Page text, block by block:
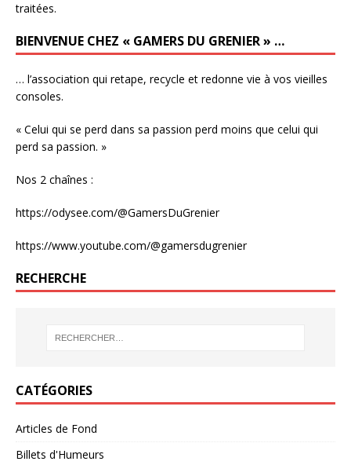
traitées.
BIENVENUE CHEZ « GAMERS DU GRENIER » …
… l’association qui retape, recycle et redonne vie à vos vieilles
consoles.
« Celui qui se perd dans sa passion perd moins que celui qui
perd sa passion. »
Nos 2 chaînes :
https://odysee.com/@GamersDuGrenier
https://www.youtube.com/@gamersdugrenier
RECHERCHE
CATÉGORIES
Articles de Fond
Billets d'Humeurs